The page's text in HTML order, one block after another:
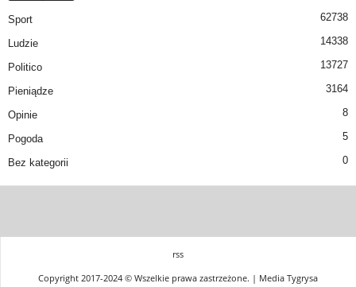
Sport 62738
Ludzie 14338
Politico 13727
Pieniądze 3164
Opinie 8
Pogoda 5
Bez kategorii 0
rss
Copyright 2017-2024 © Wszelkie prawa zastrzeżone. | Media Tygrysa